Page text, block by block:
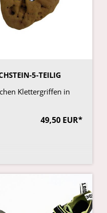
5-TEILIG
Klettergriffen in
49,50 EUR*